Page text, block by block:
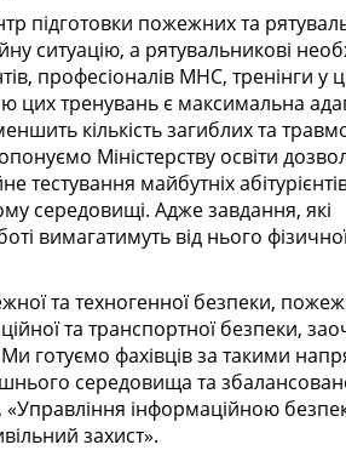
підготовки пожежних та
ситуацію, а рятувальникові
професіоналів МНС, тренінги у
цих тренувань є максимальна
кількість загиблих та
Міністерству освіти
тестування майбутніх
середовищі. Адже завдання, які
вимагатимуть від нього
та техногенної безпеки,
та транспортної безпеки,
готуємо фахівців за такими
середовища та
інформаційною
захист».